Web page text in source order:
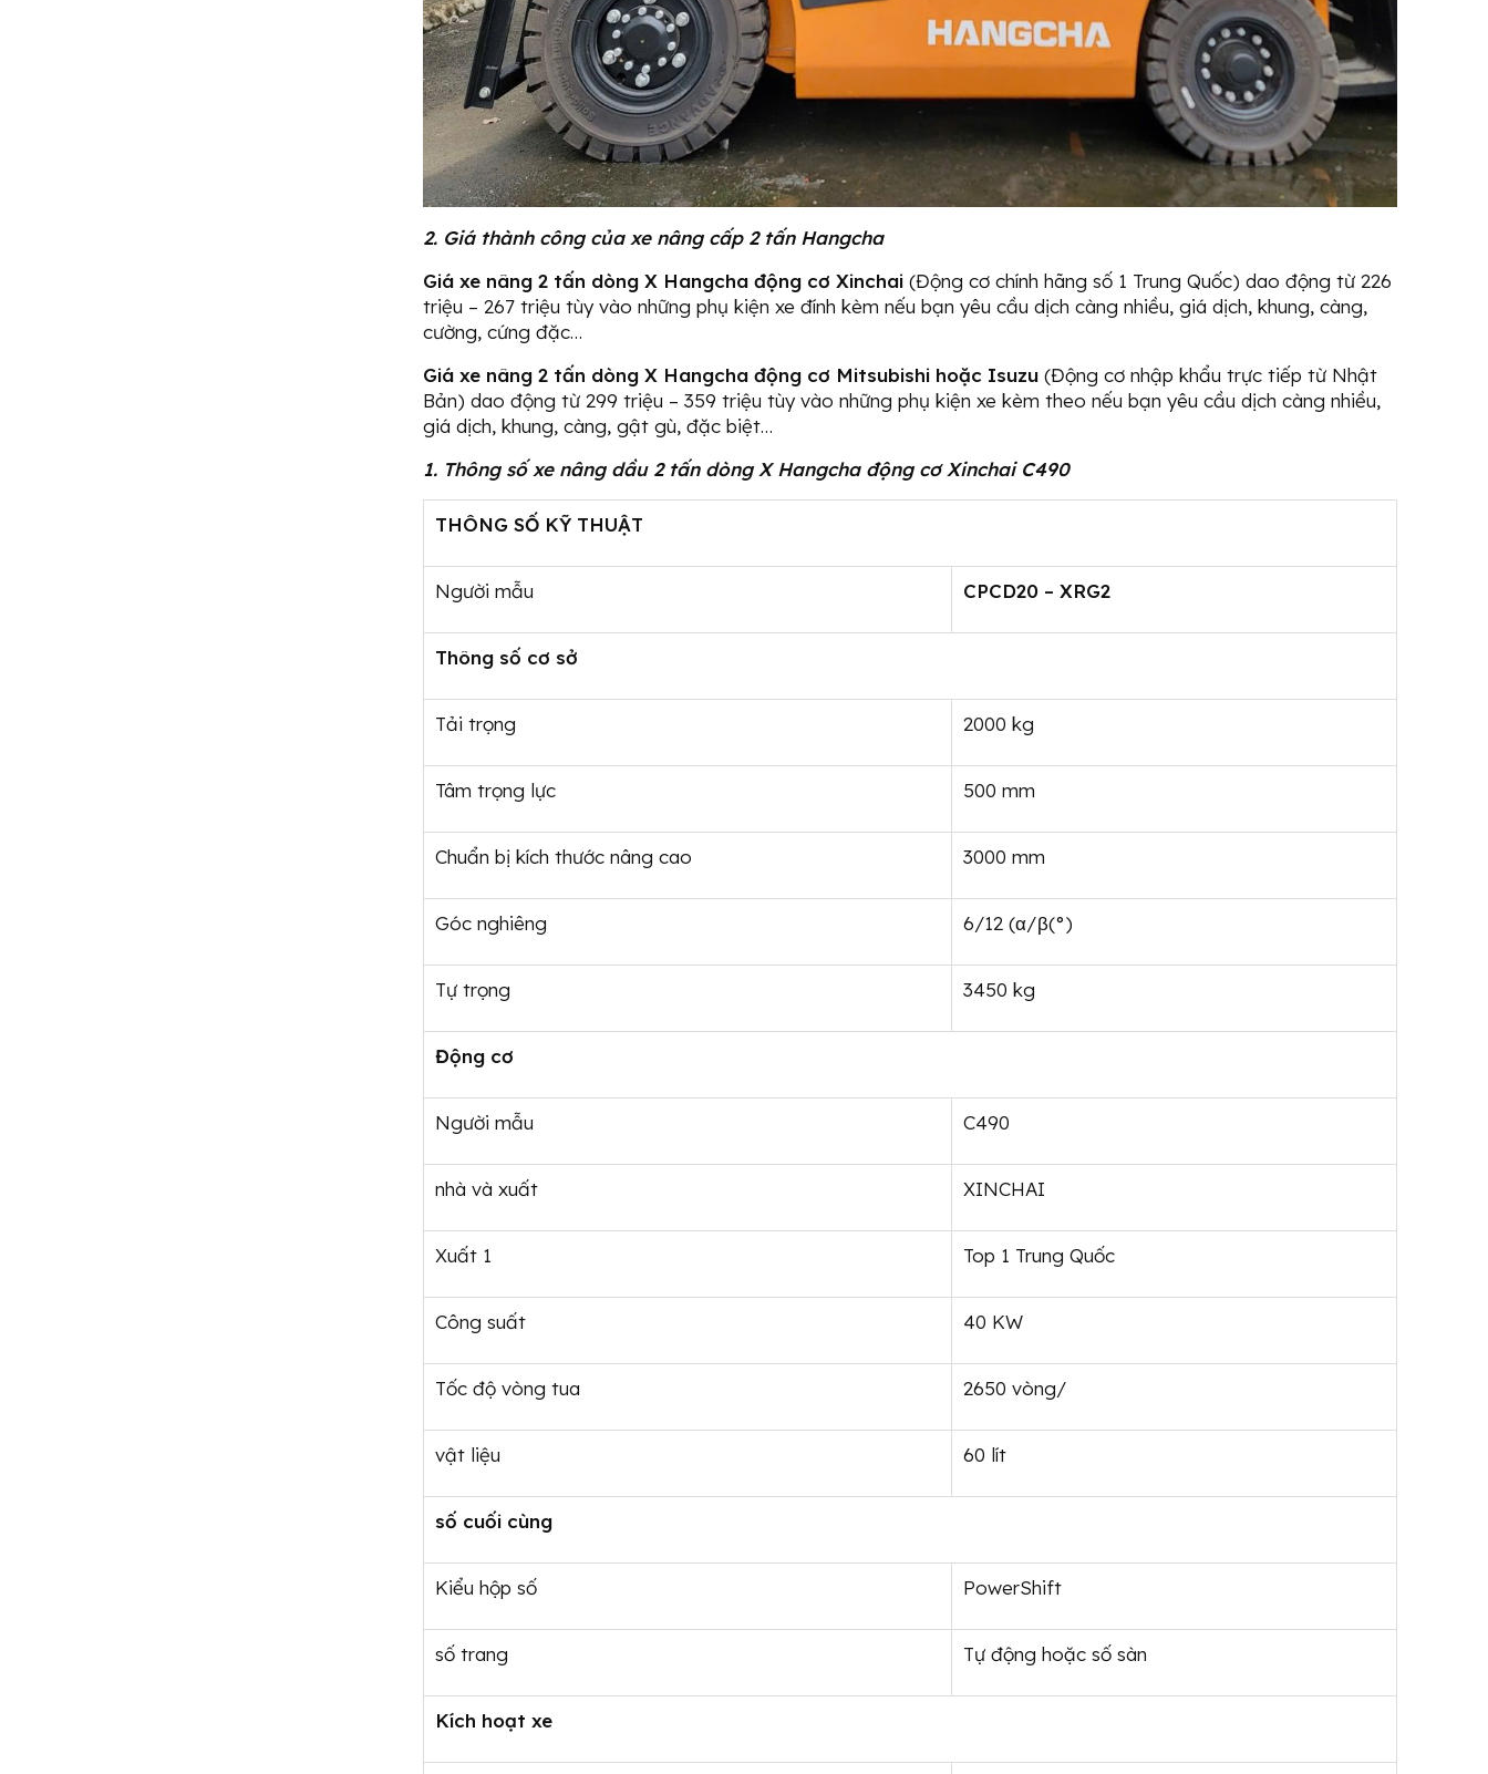
2. Giá thành công của xe nâng cấp 2 tấn Hangcha
Giá xe nâng 2 tấn dòng X Hangcha động cơ Xinchai (Động cơ chính hãng số 1 Trung Quốc) dao động từ 226
triệu – 267 triệu tùy vào những phụ kiện xe đính kèm nếu bạn yêu cầu dịch càng nhiều, giá dịch, khung, càng,
cường, cứng đặc…
Giá xe nâng 2 tấn dòng X Hangcha động cơ Mitsubishi hoặc Isuzu (Động cơ nhập khẩu trực tiếp từ Nhật
Bản) dao động từ 299 triệu – 359 triệu tùy vào những phụ kiện xe kèm theo nếu bạn yêu cầu dịch càng nhiều,
giá dịch, khung, càng, gật gù, đặc biệt…
1. Thông số xe nâng dầu 2 tấn dòng X Hangcha động cơ Xinchai C490
THÔNG SỐ KỸ THUẬT
Người mẫu CPCD20 – XRG2
Thông số cơ sở
Tải trọng 2000 kg
Tâm trọng lực 500 mm
Chuẩn bị kích thước nâng cao 3000 mm
Góc nghiêng 6/12 (α/β(°)
Tự trọng 3450 kg
Động cơ
Người mẫu C490
nhà và xuất XINCHAI
Xuất 1 Top 1 Trung Quốc
Công suất 40 KW
Tốc độ vòng tua 2650 vòng/
vật liệu 60 lít
số cuối cùng
Kiểu hộp số PowerShift
số trang Tự động hoặc số sàn
Kích hoạt xe